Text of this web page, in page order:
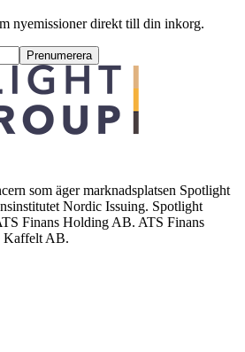
nyemissioner direkt till din inkorg.
Prenumerera
som äger marknadsplatsen Spotlight
Nordic Issuing. Spotlight
Finans Holding AB. ATS Finans
Kaffelt AB.